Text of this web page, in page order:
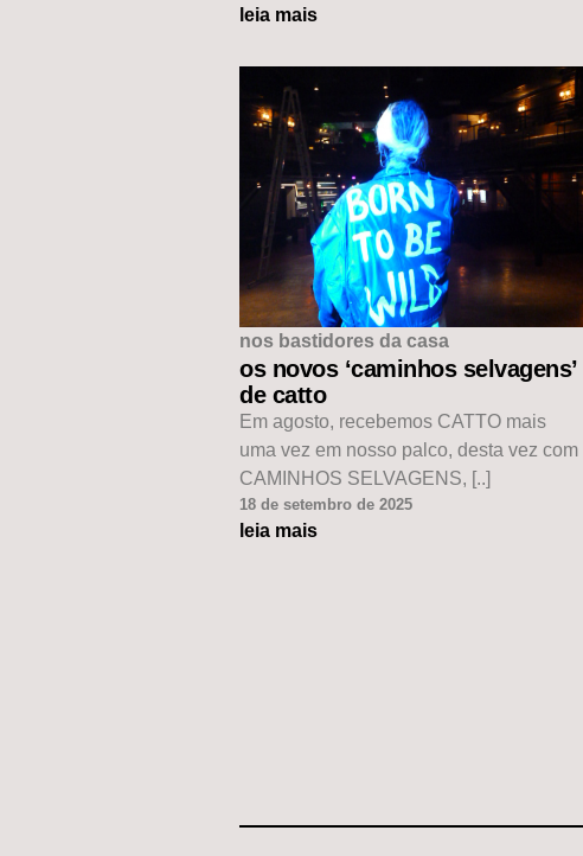
leia mais
nos bastidores da casa
os novos ‘caminhos selvagens’
de catto
Em agosto, recebemos CATTO mais
uma vez em nosso palco, desta vez com
CAMINHOS SELVAGENS, [..]
18 de setembro de 2025
leia mais